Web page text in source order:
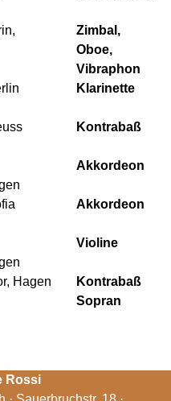
Zimbal,
Oboe,
Vibraphon
Klarinette
Kontrabaß
Akkordeon
Akkordeon
Violine
Hagen
Kontrabaß
Sopran
Rossi